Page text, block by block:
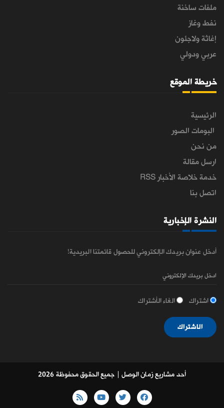
ملفات ساخنة
نفط وغاز
إغاثة ولاجئون
عربي ودولي
خريطة الموقع
الرئيسية
البومات الصور
من نحن
ارسل مقالة
خدمة خلاصة الأخبار RSS
اتصل بنا
النشرة الإخبارية
أدخل عنوان بريدك الإلكتروني للحصول قائمتنا البريدية!
اشتراك الغاء الأشتراك
الاشتراك
أحد مشاريع زمان الوصل | جميع الحقوق محفوظة 2026